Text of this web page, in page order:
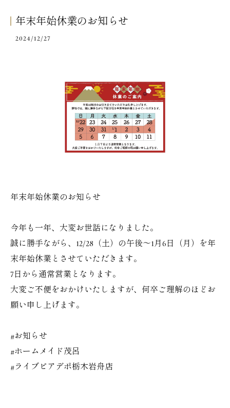
年末年始休業のお知らせ
2024/12/27
年末年始休業のお知らせ
今年も一年、大変お世話になりました。
誠に勝手ながら、12/28（土）の午後〜1月6日（月）を年
末年始休業とさせていただきます。
7日から通常営業となります。
大変ご不便をおかけいたしますが、何卒ご理解のほどお
願い申し上げます。
#お知らせ
#ホームメイド茂呂
#ライブピアデポ栃木岩舟店